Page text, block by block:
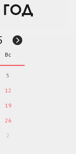
ГОД
Вс
5
12
19
26
2